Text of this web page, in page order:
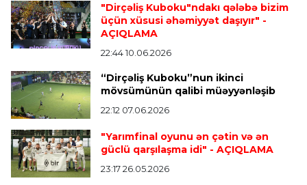
İngiltərə P.L. 23:14 06.08.2026
Alexandre Pato İngiltərə klubunun prezidenti
Transfer 23:08 06.08.2026
"Qalatasaray" Leaunun alternativini "Arsenal"da
tapdı
"Dirçəliş Kuboku"ndakı qələbə bizim
üçün xüsusi əhəmiyyət daşıyır" -
AÇIQLAMA
22:44 10.06.2026
“Dirçəliş Kuboku”nun ikinci
mövsümünün qalibi müəyyənləşib
22:12 07.06.2026
"Yarımfinal oyunu ən çətin və ən
güclü qarşılaşma idi" - AÇIQLAMA
23:17 26.05.2026